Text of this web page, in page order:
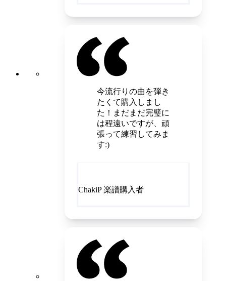
今流行りの曲を弾き
たくて購入しまし
た！まだまだ完璧に
は程遠いですが、頑
張って練習してみま
す:)
ChakiP 楽譜購入者